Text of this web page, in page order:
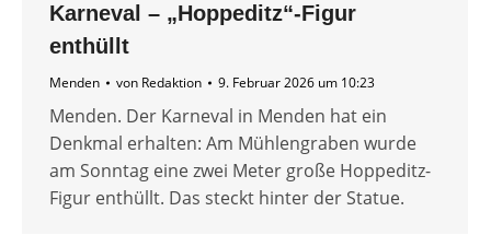
Karneval – „Hoppeditz“-Figur
enthüllt
Menden von Redaktion 9. Februar 2026 um 10:23
Menden. Der Karneval in Menden hat ein
Denkmal erhalten: Am Mühlengraben wurde
am Sonntag eine zwei Meter große Hoppeditz-
Figur enthüllt. Das steckt hinter der Statue.